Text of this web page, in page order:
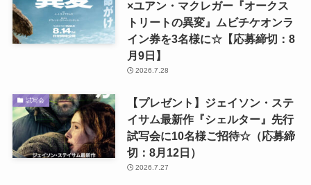
×ユアン・マクレガー『オークス
トリートの異変』ムビチケオンラ
イン券を3名様に☆【応募締切：8
月9日】
2026.7.28
試写会
【プレゼント】ジェイソン・ステ
イサム最新作『シェルター』先行
試写会に10名様ご招待☆（応募締
切：8月12日）
2026.7.27